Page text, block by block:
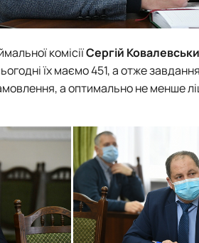
комісіїСергій
їх маємо 451, а отже
а оптимально не менше